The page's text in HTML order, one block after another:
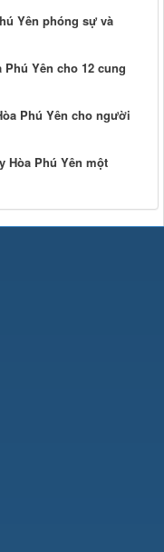
Yên phóng sự và
Yên cho 12 cung
Phú Yên cho người
Hòa Phú Yên một